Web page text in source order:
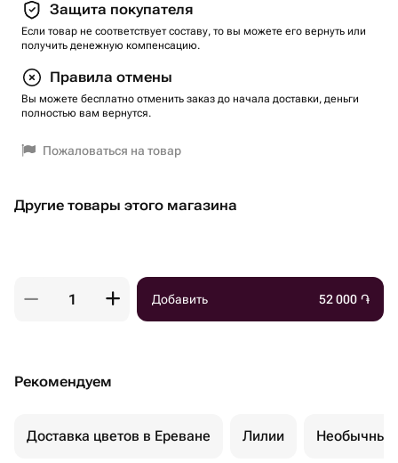
Защита покупателя
Если товар не соответствует составу, то вы можете его вернуть или
получить денежную компенсацию.
Правила отмены
Вы можете бесплатно отменить заказ до начала доставки, деньги
полностью вам вернутся.
Пожаловаться на товар
Другие товары этого магазина
Добавить 52 000 ֏
Рекомендуем
Доставка цветов в Ереване Лилии Необычные